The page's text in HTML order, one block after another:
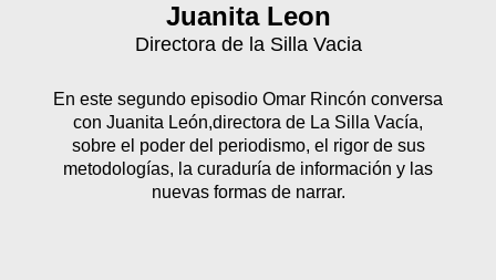
Juanita Leon
Directora de la Silla Vacia
En este segundo episodio Omar Rincón conversa
con Juanita León,directora de La Silla Vacía,
sobre el poder del periodismo, el rigor de sus
metodologías, la curaduría de información y las
nuevas formas de narrar.